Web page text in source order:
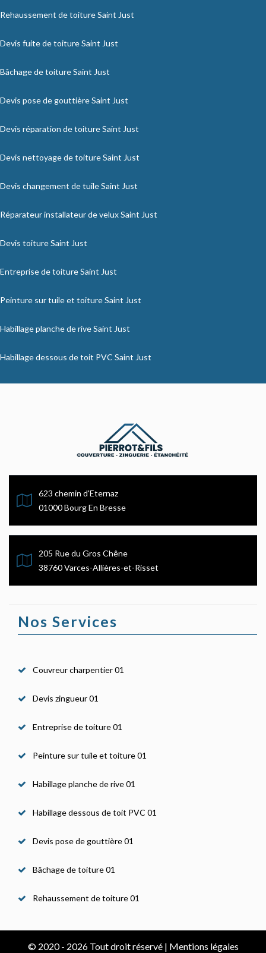
Rehaussement de toiture Saint Just
Devis fuite de toiture Saint Just
Bâchage de toiture Saint Just
Devis pose de gouttière Saint Just
Devis réparation de toiture Saint Just
Devis nettoyage de toiture Saint Just
Devis changement de tuile Saint Just
Réparateur installateur de velux Saint Just
Devis toiture Saint Just
Entreprise de toiture Saint Just
Peinture sur tuile et toiture Saint Just
Habillage planche de rive Saint Just
Habillage dessous de toit PVC Saint Just
623 chemin d'Eternaz
01000 Bourg En Bresse
205 Rue du Gros Chêne
38760 Varces-Allières-et-Risset
Nos Services
Couvreur charpentier 01
Devis zingueur 01
Entreprise de toiture 01
Peinture sur tuile et toiture 01
Habillage planche de rive 01
Habillage dessous de toit PVC 01
Devis pose de gouttière 01
Bâchage de toiture 01
Rehaussement de toiture 01
© 2020 - 2026 Tout droit réservé | Mentions légales